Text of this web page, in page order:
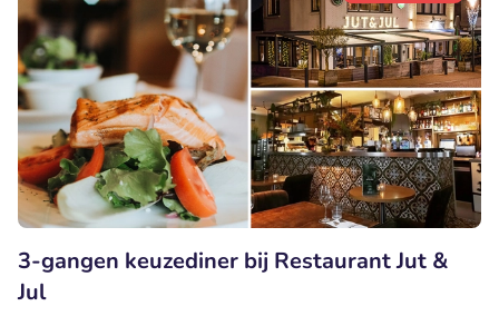
3-gangen keuzediner bij Restaurant Jut &
Jul